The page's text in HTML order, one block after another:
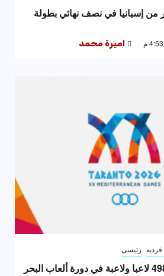
من إسبانيا في نصف نهائي بطولة
اميرة محمد
رئيسى
إيطاليا تعلن مشاركة 498 لاعبا ولاعبة في دورة ألعاب البحر